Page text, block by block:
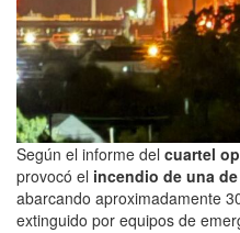
Según el informe del cuartel
provocó el incendio de una
abarcando aproximadamente
extinguido por equipos de